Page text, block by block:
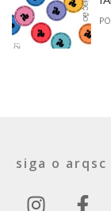
siga o arqsc